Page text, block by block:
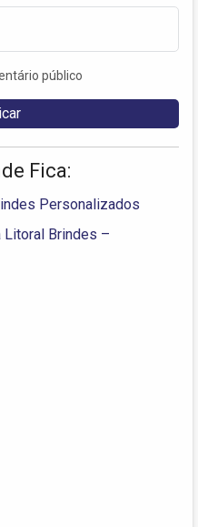
público
Fica:
Personalizados
Litoral Brindes –